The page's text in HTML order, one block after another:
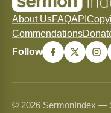
About UsFAQAPI
Commendations
Follow
© 2026 SermonIndex —